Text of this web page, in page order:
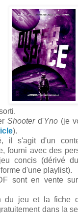
Shooterd'Yno (je
).
il s'agit d'un
fourni avec des
concis (dérivé
d'une playlist).
sont en vente sur
du jeu et la fiche
dans la